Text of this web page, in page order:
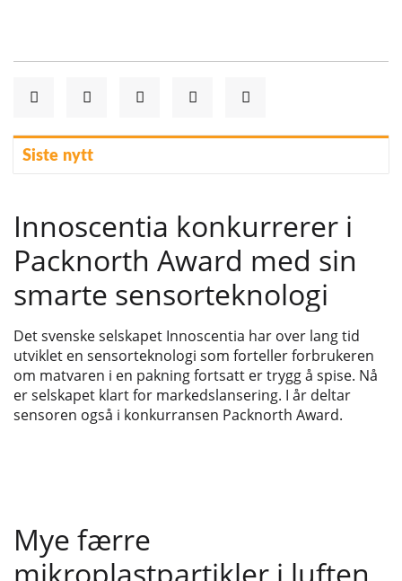
Siste nytt
Innoscentia konkurrerer i
Packnorth Award med sin
smarte sensorteknologi
Det svenske selskapet Innoscentia har over lang tid
utviklet en sensorteknologi som forteller forbrukeren
om matvaren i en pakning fortsatt er trygg å spise. Nå
er selskapet klart for markedslansering. I år deltar
sensoren også i konkurransen Packnorth Award.
Mye færre
mikroplastpartikler i luften